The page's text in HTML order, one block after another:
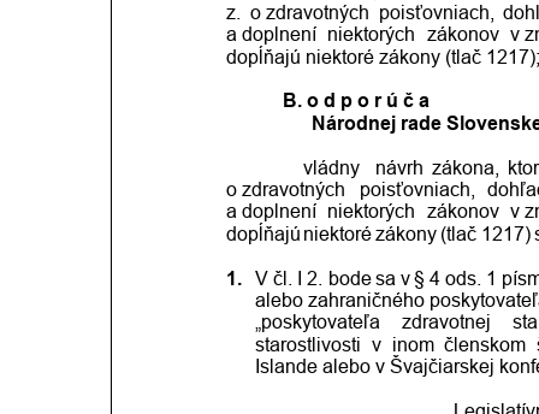
z.
o zdravotných poisťovniach,
a doplnení
niektorých zákonov v
dopĺňajú niektoré zákony (tlač 1217);
B. o d p o r ú č a
Národnej rade
                vládny
návrh zákona,
o zdravotných
poisťovniach,
a doplnení
niektorých zákonov v
dopĺňajú niektorézákony (tlač 1217)
1. V čl. I 2. bode sa v § 4 ods. 1
alebo zahraničného
„poskytovateľa
zdravotnej
starostlivosti v inom členskom
Islande alebo v Švajčiarskej